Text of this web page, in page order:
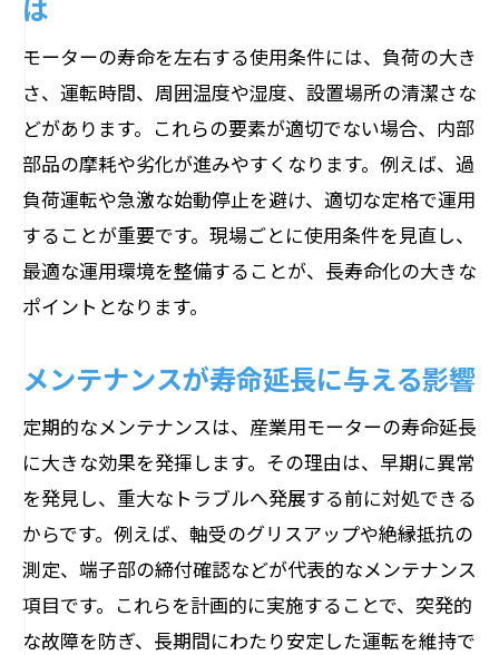
モーターの寿命を左右する使用条件には、負荷の大き
さ、運転時間、周囲温度や湿度、設置場所の清潔さな
どがあります。これらの要素が適切でない場合、内部
部品の摩耗や劣化が進みやすくなります。例えば、過
負荷運転や急激な始動停止を避け、適切な定格で運用
することが重要です。現場ごとに使用条件を見直し、
最適な運用環境を整備することが、長寿命化の大きな
ポイントとなります。
メンテナンスが寿命延長に与える影響
定期的なメンテナンスは、産業用モーターの寿命延長
に大きな効果を発揮します。その理由は、早期に異常
を発見し、重大なトラブルへ発展する前に対処できる
からです。例えば、軸受のグリスアップや絶縁抵抗の
測定、端子部の締付確認などが代表的なメンテナンス
項目です。これらを計画的に実施することで、突発的
な故障を防ぎ、長期間にわたり安定した運転を維持で